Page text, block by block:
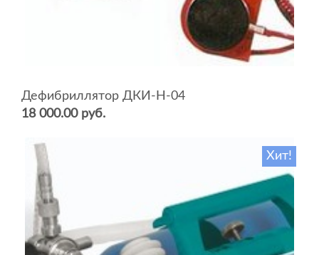
Дефибриллятор ДКИ-Н-04
18 000.00 руб.
Хит!